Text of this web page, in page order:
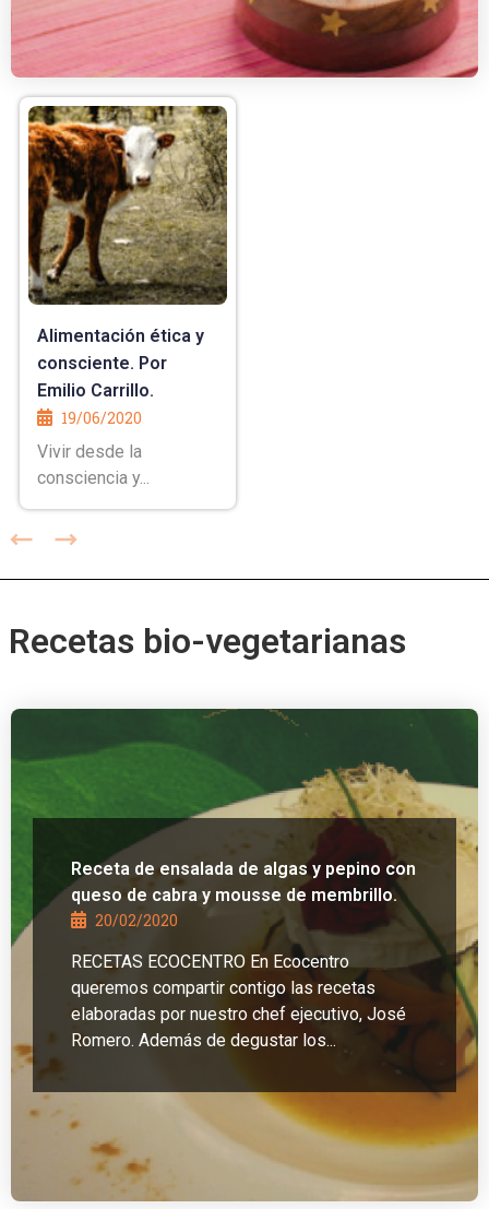
Alimentación ética y
consciente. Por
Emilio Carrillo.
19/06/2020
Vivir desde la
consciencia y...
Recetas bio-vegetarianas
Receta de ensalada de algas y pepino con
queso de cabra y mousse de membrillo.
20/02/2020
RECETAS ECOCENTRO En Ecocentro
queremos compartir contigo las recetas
elaboradas por nuestro chef ejecutivo, José
Romero. Además de degustar los...